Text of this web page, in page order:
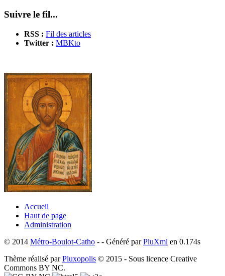
Suivre le fil...
RSS : Fil des articles
Twitter : MBKto
Accueil
Haut de page
Administration
© 2014 Métro-Boulot-Catho - - Généré parPluXml en 0.174s
Thème réalisé parPluxopolis © 2015 - Sous licence Creative
Commons BY NC.